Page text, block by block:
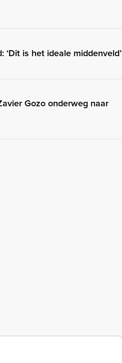
is het ideale middenveld’
Gozo onderweg naar